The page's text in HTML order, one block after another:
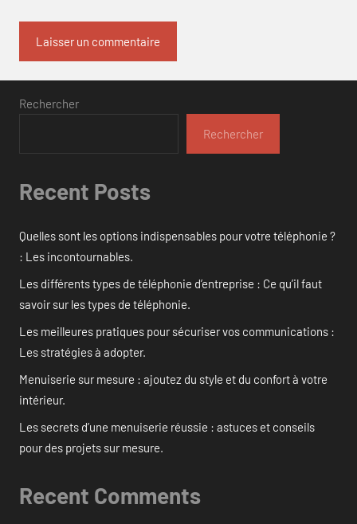
Rechercher
Rechercher
Recent Posts
Quelles sont les options indispensables pour votre téléphonie ?
: Les incontournables.
Les différents types de téléphonie d’entreprise : Ce qu’il faut
savoir sur les types de téléphonie.
Les meilleures pratiques pour sécuriser vos communications :
Les stratégies à adopter.
Menuiserie sur mesure : ajoutez du style et du confort à votre
intérieur.
Les secrets d’une menuiserie réussie : astuces et conseils
pour des projets sur mesure.
Recent Comments